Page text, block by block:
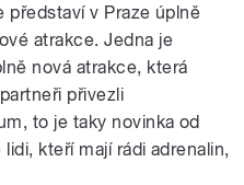
představí v Praze úplně
atrakce. Jedna je
nová atrakce, která
přivezli
to je taky novinka od
kteří mají rádi adrenalin,